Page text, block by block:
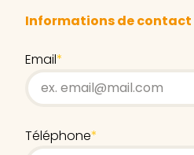
Informations de contact
Email*
Téléphone*